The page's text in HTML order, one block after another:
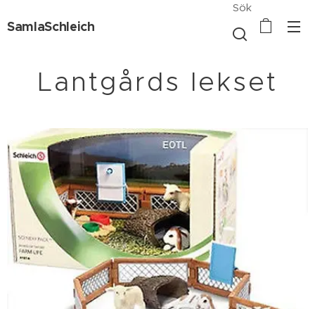
SamlaSchleich
Sök
Lantgårds lekset